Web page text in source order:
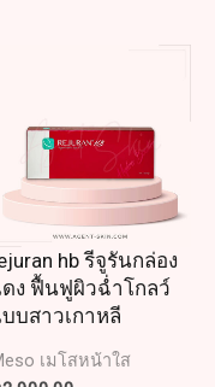
hb รีจูรันกล่อง
ง ฟื้นฟูผิวฉ่ำโกลว์
บสาวเกาหลี
เมโสหน้าใส